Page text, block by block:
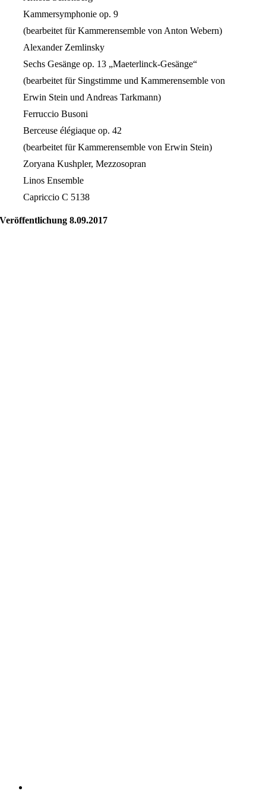
Kammersymphonie op. 9
(bearbeitet für Kammerensemble von Anton Webern)
Alexander Zemlinsky
Sechs Gesänge op. 13 „Maeterlinck-Gesänge“
(bearbeitet für Singstimme und Kammerensemble von
Erwin Stein und Andreas Tarkmann)
Ferruccio Busoni
Berceuse élégiaque op. 42
(bearbeitet für Kammerensemble von Erwin Stein)
Zoryana Kushpler, Mezzosopran
Linos Ensemble
Capriccio C 5138
Veröffentlichung 8.09.2017